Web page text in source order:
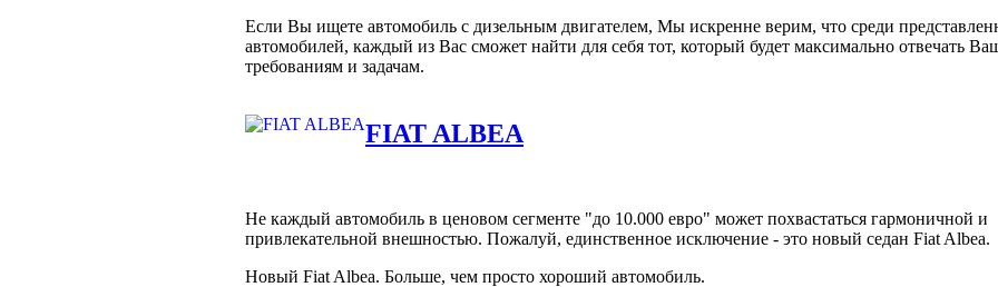
Если Вы ищете автомобиль с дизельным двигателем, Мы искренне верим, что среди
автомобилей, каждый из Вас сможет найти для себя тот, который будет максимально отвечать
требованиям и задачам.
FIAT ALBEA
Не каждый автомобиль в ценовом сегменте "до 10.000 евро" может похвастаться гармоничной и
привлекательной внешностью. Пожалуй, единственное исключение - это новый седан Fiat Albea.
Новый Fiat Albea. Больше, чем просто хороший автомобиль.